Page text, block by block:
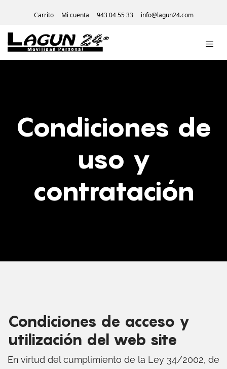
Carrito Mi cuenta 943 04 55 33 info@lagun24.com
Condiciones de
uso y
contratación
Condiciones de acceso y
utilización del web site
En virtud del cumplimiento de la Ley 34/2002, de